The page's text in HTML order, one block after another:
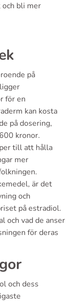
och bli mer
på
för en
kan kosta
på dosering,
kronor.
till att hålla
mer
är det
och
på estradiol.
och vad de anser
för deras
och dess